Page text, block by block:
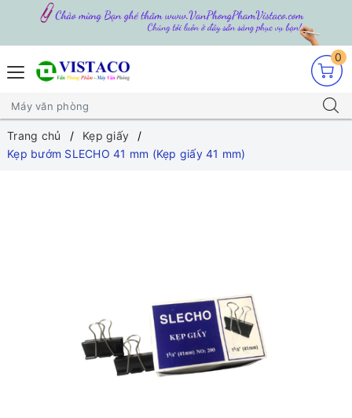
0
Trang chủ
Kẹp giấy
Kẹp bướm SLECHO 41 mm (Kẹp giấy 41 mm)